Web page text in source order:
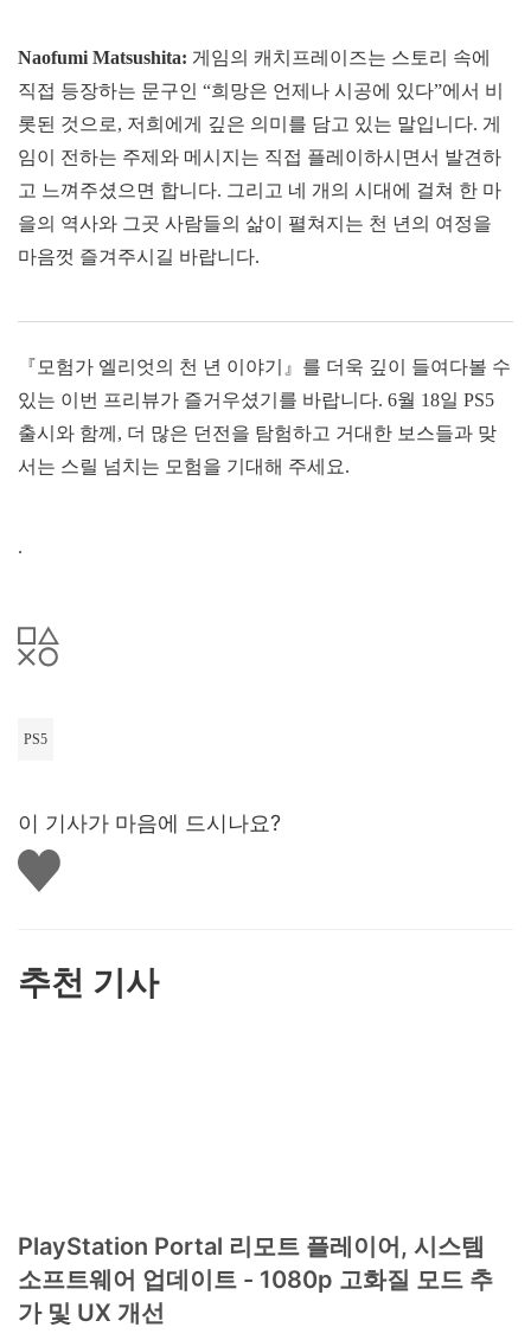
Naofumi Matsushita: 게임의 캐치프레이즈는 스토리 속에
직접 등장하는 문구인 “희망은 언제나 시공에 있다”에서 비
롯된 것으로, 저희에게 깊은 의미를 담고 있는 말입니다. 게
임이 전하는 주제와 메시지는 직접 플레이하시면서 발견하
고 느껴주셨으면 합니다. 그리고 네 개의 시대에 걸쳐 한 마
을의 역사와 그곳 사람들의 삶이 펼쳐지는 천 년의 여정을
마음껏 즐겨주시길 바랍니다.
『모험가 엘리엇의 천 년 이야기』를 더욱 깊이 들여다볼 수
있는 이번 프리뷰가 즐거우셨기를 바랍니다. 6월 18일 PS5
출시와 함께, 더 많은 던전을 탐험하고 거대한 보스들과 맞
서는 스릴 넘치는 모험을 기대해 주세요.
.
PS5
이 기사가 마음에 드시나요?
좋
아
추천 기사
PlayStation Portal 리모트 플레이어, 시스템
소프트웨어 업데이트 - 1080p 고화질 모드 추
가 및 UX 개선